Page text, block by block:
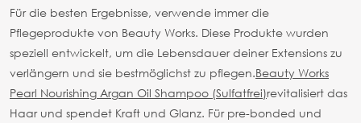
Für die besten Ergebnisse, verwende immer die
Pflegeprodukte von Beauty Works. Diese Produkte wurden
speziell entwickelt, um die Lebensdauer deiner Extensions zu
verlängern und sie bestmöglichst zu pflegen.Beauty Works
Pearl Nourishing Argan Oil Shampoo (Sulfatfrei)revitalisiert das
Haar und spendet Kraft und Glanz. Für pre-bonded und